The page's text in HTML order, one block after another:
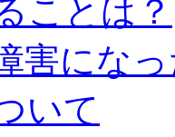
ことは？
害にな
いて